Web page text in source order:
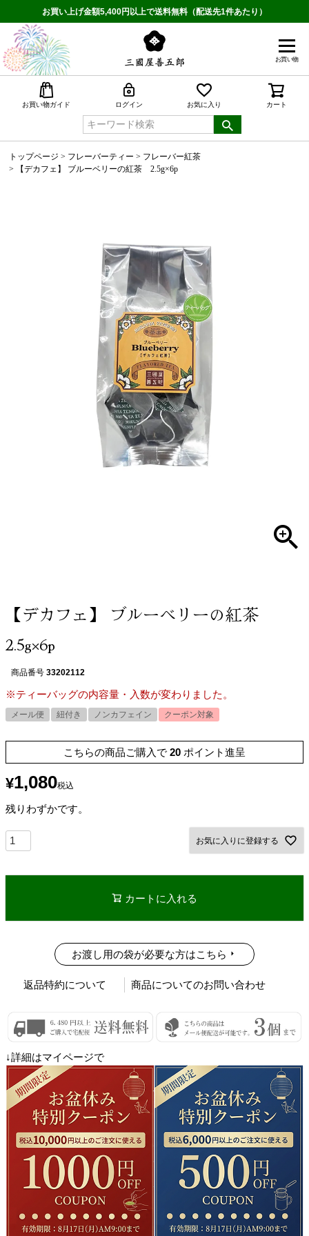
お買い上げ金額5,400円以上で送料無料（配送先1件あたり）
お買い物
お買い物ガイド ログイン お気に入り カート
トップページ フレーバーティー
フレーバー紅茶
【デカフェ】 ブルーベリーの紅茶 2.5g×6p
【デカフェ】 ブルーベリーの紅茶
2.5g×6p
商品番号 33202112
※ティーバッグの内容量・入数が変わりました。
メール便 紐付き ノンカフェイン クーポン対象
こちらの商品ご購入で 20 ポイント進呈
¥1,080税込
残りわずかです。
お気に入りに登録する
カートに入れる
お渡し用の袋が必要な方はこちら
返品特約について 商品についてのお問い合わせ
↓詳細はマイページで